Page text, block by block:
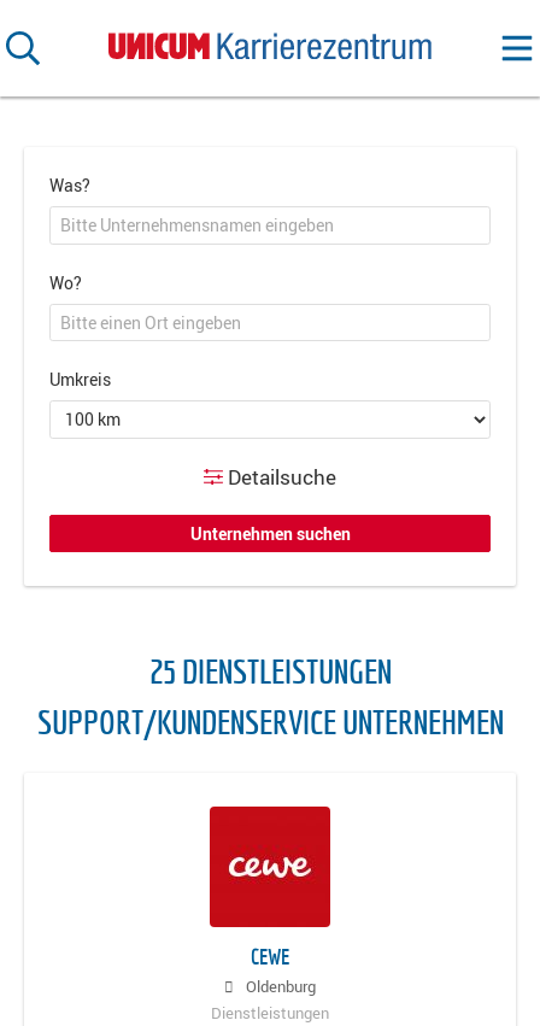
Was?
Wo?
Umkreis
Detailsuche
25 DIENSTLEISTUNGEN
SUPPORT/KUNDENSERVICE UNTERNEHMEN
CEWE
Oldenburg
Dienstleistungen